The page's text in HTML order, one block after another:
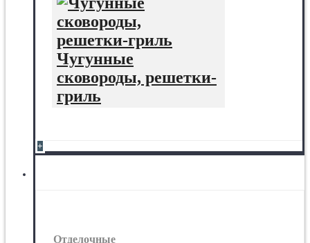
Чугунные
сковороды, решетки-
гриль
+
Отделочные